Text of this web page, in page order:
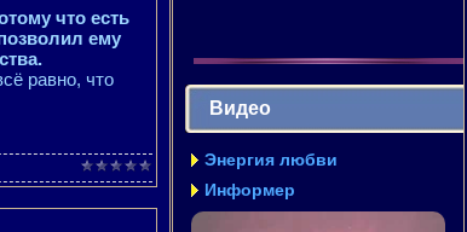
что есть
ему
равно, что
Видео
Энергия любви
Информер